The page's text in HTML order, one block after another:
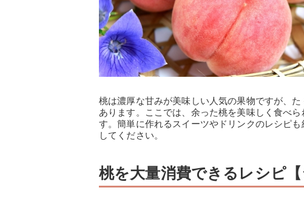
桃は濃厚な甘みが美味しい人気の果物ですが、
あります。ここでは、余った桃を美味しく食べ
す。簡単に作れるスイーツやドリンクのレシピ
してください。
桃を大量消費できるレシピ